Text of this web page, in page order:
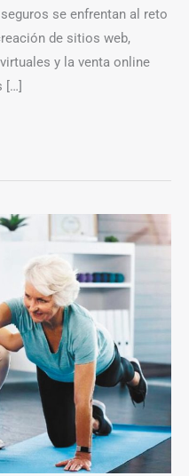
se enfrentan al reto
de sitios web,
y la venta online
[…]